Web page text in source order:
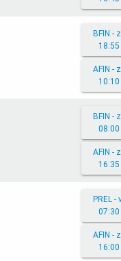
BFIN -
18:55
AFIN -
10:10
BFIN -
08:00
AFIN -
16:35
PREL -
07:30
AFIN -
16:00